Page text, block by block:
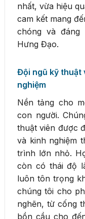
nhất, vừa hiệu
cam kết mang
chóng và đáng
Hưng Đạo.
Đội ngũ kỹ thuật
nghiệm
Nền tảng cho
con người.
thuật viên được
và kinh nghiệm
trình lớn nhỏ.
còn có thái độ
luôn tôn trọng
chúng tôi cho
nghẽn, từ cống
bồn cầu cho